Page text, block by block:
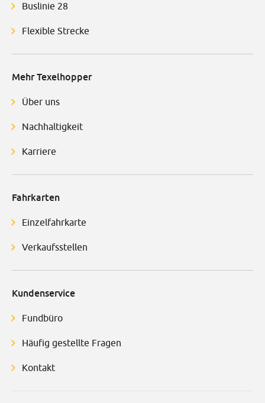
Buslinie 28
Flexible Strecke
Mehr Texelhopper
Über uns
Nachhaltigkeit
Karriere
Fahrkarten
Einzelfahrkarte
Verkaufsstellen
Kundenservice
Fundbüro
Häufig gestellte Fragen
Kontakt